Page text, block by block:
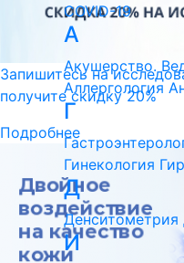
Запишитесь на
получите скидку 20%
Подробнее
COVID-19
А
Акушерство.
Аллергология
Г
Гинекология
Д
Денситометрия
И